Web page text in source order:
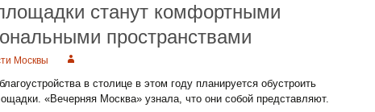
станут комфортными
пространствами
Москвы
в столице в этом году планируется обустроить
«Вечерняя Москва» узнала, что они собой представляют.